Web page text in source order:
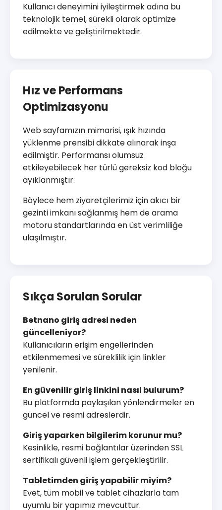
Kullanıcı deneyimini iyileştirmek adına bu
teknolojik temel, sürekli olarak optimize
edilmekte ve geliştirilmektedir.
Hız ve Performans
Optimizasyonu
Web sayfamızın mimarisi, ışık hızında
yüklenme prensibi dikkate alınarak inşa
edilmiştir. Performansı olumsuz
etkileyebilecek her türlü gereksiz kod bloğu
ayıklanmıştır.
Böylece hem ziyaretçilerimiz için akıcı bir
gezinti imkanı sağlanmış hem de arama
motoru standartlarında en üst verimliliğe
ulaşılmıştır.
Sıkça Sorulan Sorular
Betnano giriş adresi neden
güncelleniyor?
Kullanıcıların erişim engellerinden
etkilenmemesi ve süreklilik için linkler
yenilenir.
En güvenilir giriş linkini nasıl bulurum?
Bu platformda paylaşılan yönlendirmeler en
güncel ve resmi adreslerdir.
Giriş yaparken bilgilerim korunur mu?
Kesinlikle, resmi bağlantılar üzerinden SSL
sertifikalı güvenli işlem gerçekleştirilir.
Tabletimden giriş yapabilir miyim?
Evet, tüm mobil ve tablet cihazlarla tam
uyumlu bir yapımız mevcuttur.